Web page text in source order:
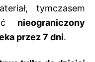
tymczasem
nieograniczony
przez 7 dni.